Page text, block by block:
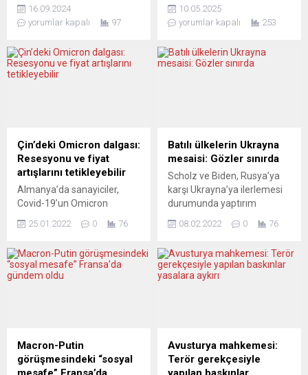
derneklere destek hedefiyle
kurulan “Animalist – Animal
derneği, “Yaşam için müzik!“
sloganıyla bir destek konseri
adından çokça sözedilen
“Türkçe sözlü, batı
enstrümanlı ve orient
melodili” müzik...
16.09.2024
yorumlar kapalı
97
oyun “Wir sind kollektiv
Deutsche geworden” (Hep
Ulm’de sahne aldı. Oyun,
yolculuğa çıkarıyor. Hikâye,
Memet Daş’ın bundan 20
10.05.2025
yorumlar kapalı
253
Çin’deki Omicron dalgası:
Resesyonu ve fiyat
artışlarını tetikleyebilir
Almanya’da sanayiciler,
Covid-19’un Omicron
durumunda Alman şirketleri
doğabileceğini ve yeni fiyat
artışlarının ortaya
Büyüme Görünümü 1:
Korona Döngüsündeki
Dünya Ekonomisi” başlıklı
25.01.2022 0 76
Batılı ülkelerin Ukrayna
mesaisi: Gözler sınırda
Scholz ve Biden, Rusya’ya
karşı Ukrayna’ya ilerlemesi
durumunda yaptırım
anlaştı. Macron ise beş saat
Batılı liderlerin Ukrayna
mesaisi bugün de devam
Scholz, ABD Başkanı Joe
Biden’la Washington’daki
görüşmesinde Ukrayna
08.02.2022 0 76
Macron-Putin
görüşmesindeki “sosyal
Avusturya mahkemesi:
Terör gerekçesiyle